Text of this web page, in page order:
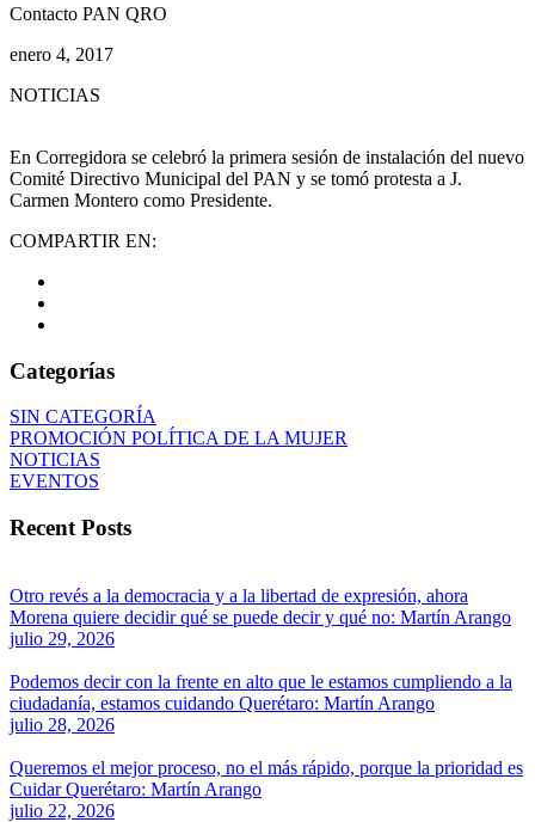
Contacto PAN QRO
enero 4, 2017
NOTICIAS
En Corregidora se celebró la primera sesión de instalación del nuevo
Comité Directivo Municipal del PAN y se tomó protesta a J.
Carmen Montero como Presidente.
COMPARTIR EN:
Categorías
SIN CATEGORÍA
PROMOCIÓN POLÍTICA DE LA MUJER
NOTICIAS
EVENTOS
Recent Posts
Otro revés a la democracia y a la libertad de expresión, ahora
Morena quiere decidir qué se puede decir y qué no: Martín Arango
julio 29, 2026
Podemos decir con la frente en alto que le estamos cumpliendo a la
ciudadanía, estamos cuidando Querétaro: Martín Arango
julio 28, 2026
Queremos el mejor proceso, no el más rápido, porque la prioridad es
Cuidar Querétaro: Martín Arango
julio 22, 2026